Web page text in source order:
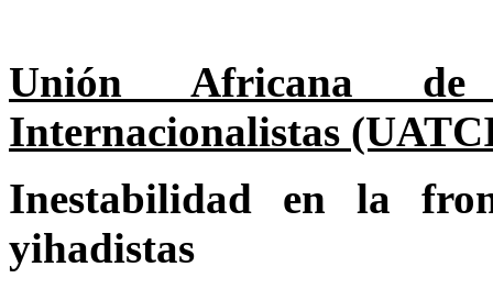
Unión Africana de
Internacionalistas
Inestabilidad en la
yihadistas